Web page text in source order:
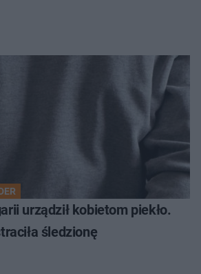
urządził kobietom piekło.
śledzionę